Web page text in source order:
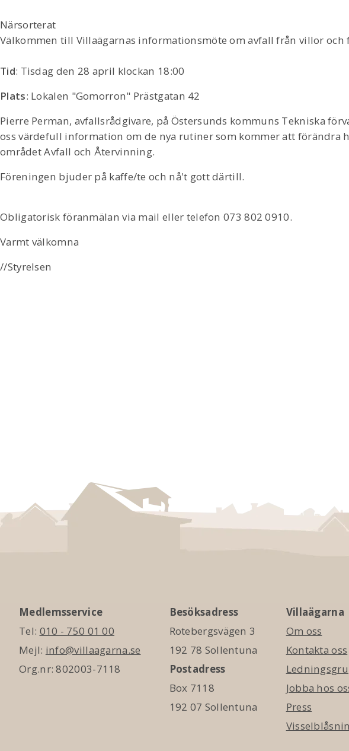
Närsorterat
Välkommen till Villaägarnas informationsmöte om avfall från villor och
Tid: Tisdag den 28 april klockan 18:00
Plats: Lokalen "Gomorron" Prästgatan 42
Pierre Perman, avfallsrådgivare, på Östersunds kommuns Tekniska
oss värdefull information om de nya rutiner som kommer att förändra
området Avfall och Återvinning.
Föreningen bjuder på kaffe/te och nå't gott därtill.
Obligatorisk föranmälan via mail eller telefon 073 802 0910.
Varmt välkomna
//Styrelsen
Medlemsservice
Tel: 010 - 750 01 00
Mejl: info@villaagarna.se
Org.nr: 802003-7118
Besöksadress
Rotebergsvägen 3
192 78 Sollentuna
Postadress
Box 7118
192 07 Sollentuna
Villaägarna
Om oss
Kontakta oss
Jobba hos
Press